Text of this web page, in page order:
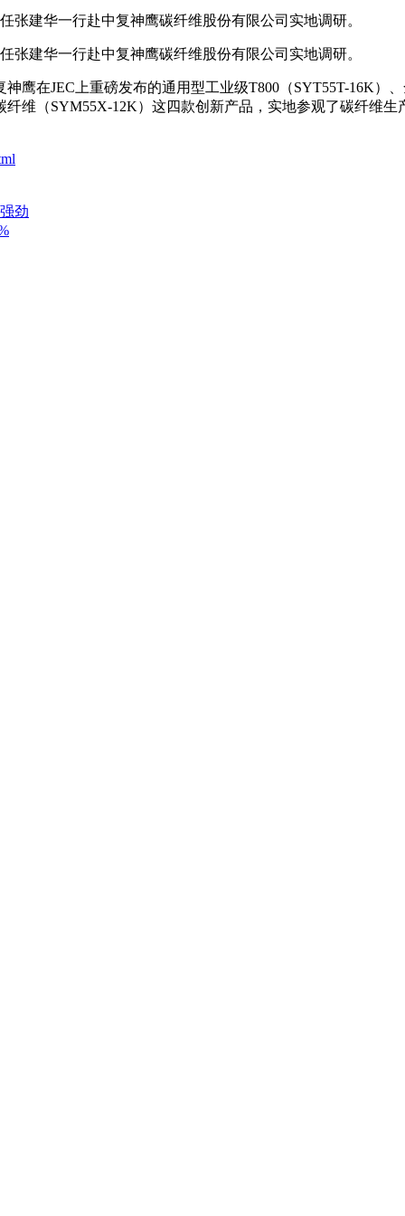
建华一行赴中复神鹰碳纤维股份有限公司实地调研。
建华一行赴中复神鹰碳纤维股份有限公司实地调研。
在JEC上重磅发布的通用型工业级T800（SYT55T-16K）
维（SYM55X-12K）这四款创新产品，实地参观了碳纤维
劲